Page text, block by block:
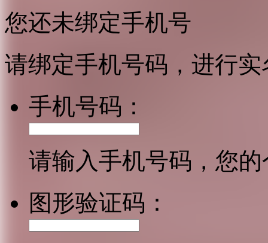
您还未绑定手机号
请绑定手机号码，进行
手机号码：
请输入手机号码，您
图形验证码：